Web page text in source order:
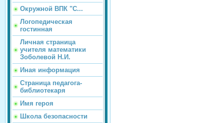
Окружной ВПК "С...
Логопедическая
гостинная
Личная страница
учителя математики
Зоболевой Н.И.
Иная информация
Страница педагога-
библиотекаря
Имя героя
Школа безопасности